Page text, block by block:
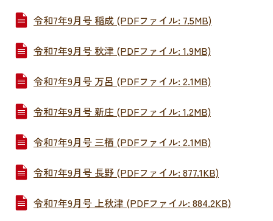
令和7年9月号 稲成 (PDFファイル: 7.5MB)
令和7年9月号 秋津 (PDFファイル: 1.9MB)
令和7年9月号 万呂 (PDFファイル: 2.1MB)
令和7年9月号 新庄 (PDFファイル: 1.2MB)
令和7年9月号 三栖 (PDFファイル: 2.1MB)
令和7年9月号 長野 (PDFファイル: 877.1KB)
令和7年9月号 上秋津 (PDFファイル: 884.2KB)